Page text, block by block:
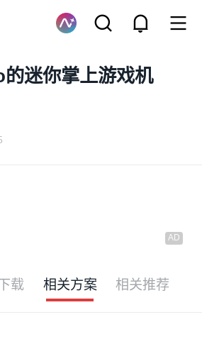
迷你掌上游戏机
载 相关方案 相关推荐